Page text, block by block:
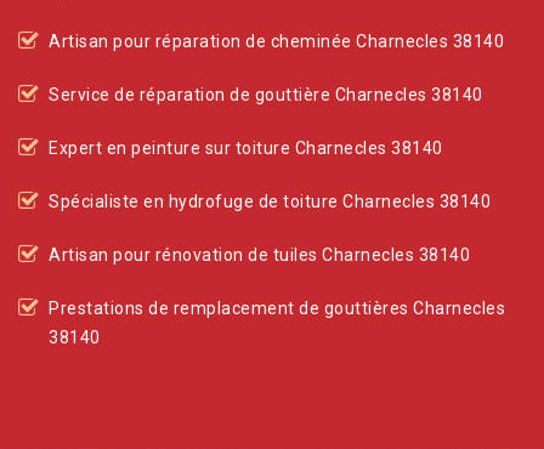
Artisan pour réparation de cheminée Charnecles 38140
Service de réparation de gouttière Charnecles 38140
Expert en peinture sur toiture Charnecles 38140
Spécialiste en hydrofuge de toiture Charnecles 38140
Artisan pour rénovation de tuiles Charnecles 38140
Prestations de remplacement de gouttières Charnecles
38140